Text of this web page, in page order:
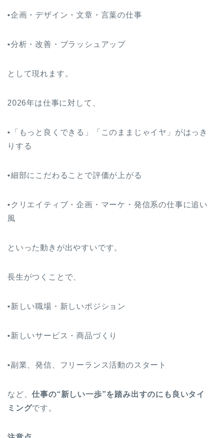
•企画・デザイン・文章・言葉の仕事
•分析・改善・ブラッシュアップ
として現れます。
2026年は仕事に対して、
•「もっと良くできる」「このままじゃイヤ」がはっき
りする
•細部にこだわることで評価が上がる
•クリエイティブ・企画・マーケ・発信系の仕事に追い
風
といった動きが出やすいです。
長生がつくことで、
•新しい職場・新しいポジション
•新しいサービス・商品づくり
•副業、発信、フリーランス活動のスタート
など、仕事の“新しい一歩”を踏み出すのにも良いタイ
ミングです。